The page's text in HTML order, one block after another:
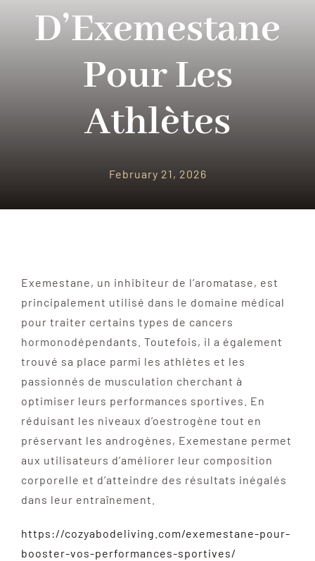
PARQUES TEMATICOS
D’Exemestane
Pour Les
Athlètes
February 21, 2026
Exemestane, un inhibiteur de l’aromatase, est
principalement utilisé dans le domaine médical
pour traiter certains types de cancers
hormonodépendants. Toutefois, il a également
trouvé sa place parmi les athlètes et les
passionnés de musculation cherchant à
optimiser leurs performances sportives. En
réduisant les niveaux d’oestrogène tout en
préservant les androgènes, Exemestane permet
aux utilisateurs d’améliorer leur composition
corporelle et d’atteindre des résultats inégalés
dans leur entraînement.
https://cozyabodeliving.com/exemestane-pour-
booster-vos-performances-sportives/